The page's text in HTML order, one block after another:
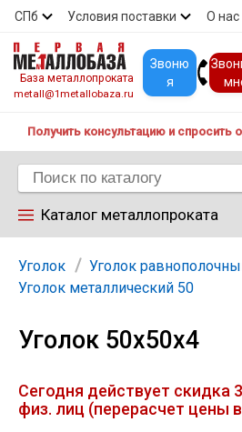
СПб Условия поставки О нас
Скидки Прайс Покупателям
База металлопроката
metall@1metallobaza.ru
Звоню
я
Получить консультацию и спросить
Каталог металлопроката
Арматура
Уголок
Уголок
Уголок металлический 50
Уголок 50х50х4
Сегодня действует скидка
физ. лиц (перерасчет цены